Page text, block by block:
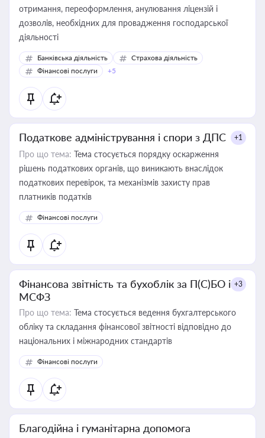
отримання, переоформлення, анулювання ліцензій і
дозволів, необхідних для провадження господарської
діяльності
Банківська діяльність
Страхова діяльність
Фінансові послуги
+5
Податкове адміністрування і спори з ДПС +1
Про що тема: Тема стосується порядку оскарження
рішень податкових органів, що виникають внаслідок
податкових перевірок, та механізмів захисту прав
платників податків
Фінансові послуги
Фінансова звітність та бухоблік за П(С)БО і
МСФЗ
+3
Про що тема: Тема стосується ведення бухгалтерського
обліку та складання фінансової звітності відповідно до
національних і міжнародних стандартів
Фінансові послуги
Благодійна і гуманітарна допомога